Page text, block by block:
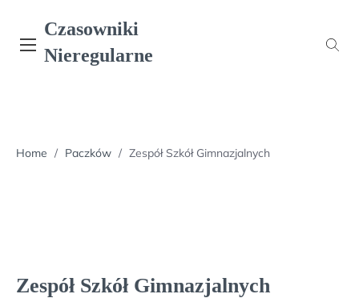
content
Czasowniki
Nieregularne
Home / Paczków / Zespół Szkół Gimnazjalnych
Zespół Szkół Gimnazjalnych